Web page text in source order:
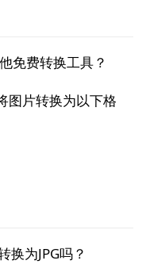
免费转换工具？
图片转换为以下格
换为JPG吗？